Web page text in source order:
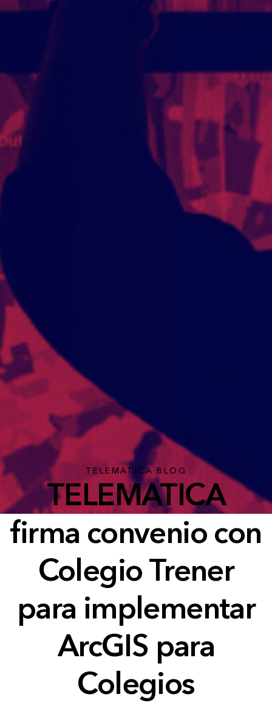
TELEMATICA BLOG
TELEMATICA
firma convenio con
Colegio Trener
para implementar
ArcGIS para
Colegios